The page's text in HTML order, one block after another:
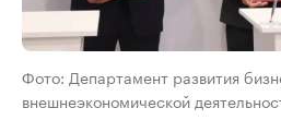
Фото: Департамент развития
внешнеэкономической